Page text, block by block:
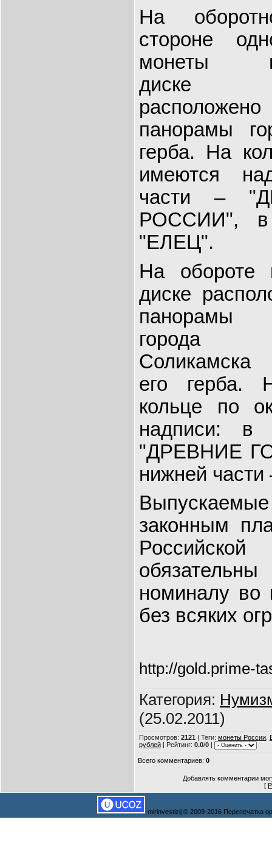
На
стороне
монеты
диске
панорамы
герба. На
имеются
части –
РОССИИ", в
"ЕЛЕЦ".
На обороте
диске
панорамы
города
его герба.
кольце по
надписи: в
"ДРЕВНИЕ
нижней
законным
номиналу во
без всяких
http://gold.prime-
Категория:
(25.02.2011)
Просмотров: 2121 | Теги: монеты России
рублей | Рейтинг: 0.0/0 |
Всего комментариев: 0
Добавлять комментарии
[
mirinvestizij © 2009-2016 Перепечатка